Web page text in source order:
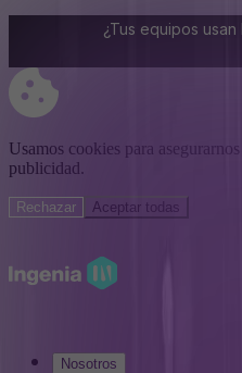
¿Tus equipos
Usamos cookies para
publicidad.
Rechazar Aceptar todas
Nosotros